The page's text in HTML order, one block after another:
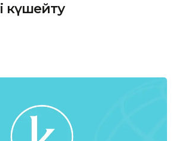
күшейту